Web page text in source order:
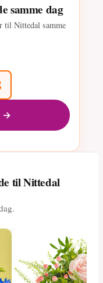
samme dag
til Nittedal samme
→
til Nittedal